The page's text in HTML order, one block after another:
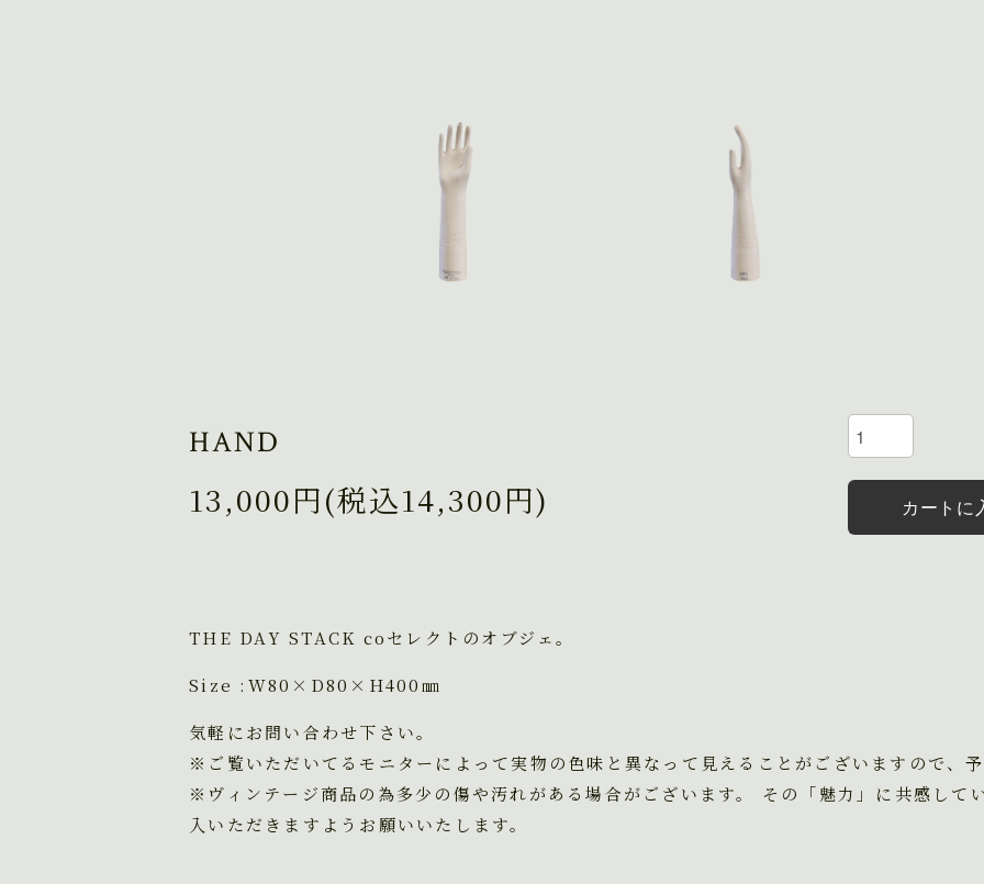
HAND
13,000円(税込14,300円) カートに
THE DAY STACK coセレクトのオブジェ。
Size :W80×D80×H400㎜
気軽にお問い合わせ下さい。
※ご覧いただいてるモニターによって実物の色味と異なって見えることがございますので、
※ヴィンテージ商品の為多少の傷や汚れがある場合がございます。 その「魅力」に共感して
入いただきますようお願いいたします。